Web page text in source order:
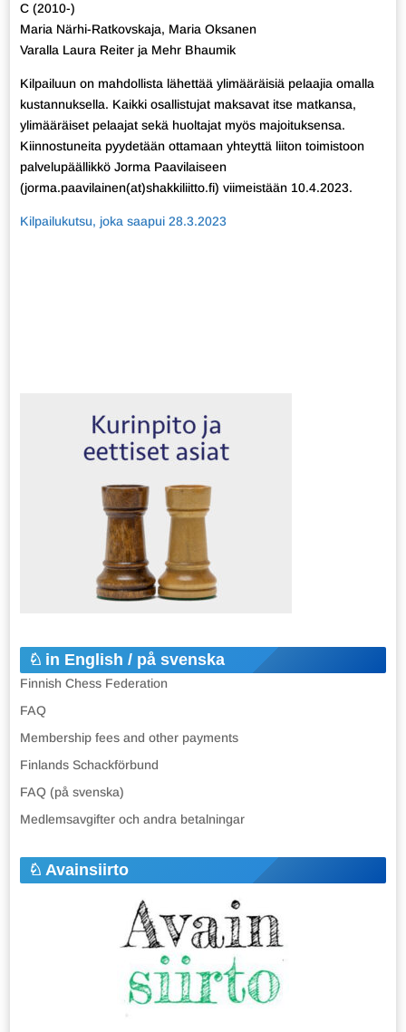
C (2010-)
Maria Närhi-Ratkovskaja, Maria Oksanen
Varalla Laura Reiter ja Mehr Bhaumik
Kilpailuun on mahdollista lähettää ylimääräisiä pelaajia omalla
kustannuksella. Kaikki osallistujat maksavat itse matkansa,
ylimääräiset pelaajat sekä huoltajat myös majoituksensa.
Kiinnostuneita pyydetään ottamaan yhteyttä liiton toimistoon
palvelupäällikkö Jorma Paavilaiseen
(jorma.paavilainen(at)shakkiliitto.fi) viimeistään 10.4.2023.
Kilpailukutsu, joka saapui 28.3.2023
in English / på svenska
Finnish Chess Federation
FAQ
Membership fees and other payments
Finlands Schackförbund
FAQ (på svenska)
Medlemsavgifter och andra betalningar
Avainsiirto